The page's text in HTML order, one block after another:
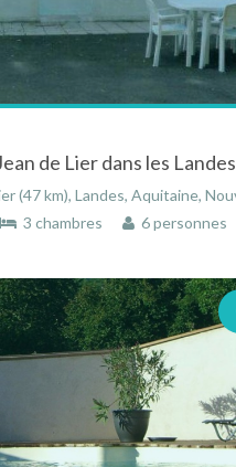
km), Landes, Aquitaine, Nouvelle-
3 chambres 6 personnes